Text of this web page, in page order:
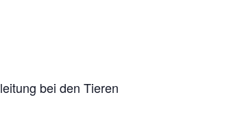
bei den Tieren